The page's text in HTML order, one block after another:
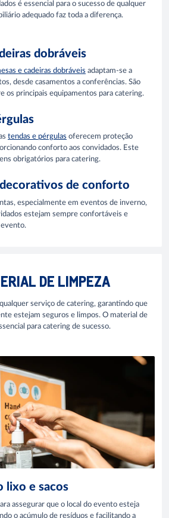
é essencial para o sucesso de qualquer
adequado faz toda a diferença.
dobráveis
e cadeiras dobráveis adaptam-se a
desde casamentos a conferências. São
os principais equipamentos para catering.
tendas e pérgulas oferecem proteção
conforto aos convidados. Este
obrigatórios para catering.
de conforto
especialmente em eventos de inverno,
estejam sempre confortáveis e
DE LIMPEZA
serviço de catering, garantindo que
estejam seguros e limpos. O material de
para catering de sucesso.
lixo e sacos
assegurar que o local do evento esteja
o acúmulo de resíduos e facilitando a